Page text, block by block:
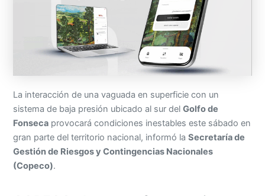
La interacción de una vaguada en superficie con un
sistema de baja presión ubicado al sur delGolfo de
Fonseca provocará condiciones inestables este sábado en
gran parte del territorio nacional, informó laSecretaría de
Gestión de Riesgos y Contingencias Nacionales
(Copeco).